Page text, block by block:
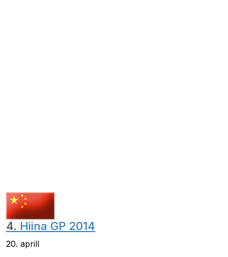
4. Hiina GP 2014
20. aprill